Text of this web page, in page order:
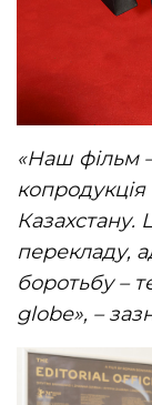
«Наш фільм
Казахстану.
перекладу,
боротьбу –
globe», –